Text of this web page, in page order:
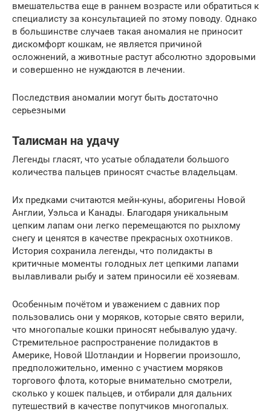
вмешательства еще в раннем возрасте или обратиться к
специалисту за консультацией по этому поводу. Однако
в большинстве случаев такая аномалия не приносит
дискомфорт кошкам, не является причиной
осложнений, а животные растут абсолютно здоровыми
и совершенно не нуждаются в лечении.
Последствия аномалии могут быть достаточно
серьезными
Талисман на удачу
Легенды гласят, что усатые обладатели большого
количества пальцев приносят счастье владельцам.
Их предками считаются мейн-куны, аборигены Новой
Англии, Уэльса и Канады. Благодаря уникальным
цепким лапам они легко перемещаются по рыхлому
снегу и ценятся в качестве прекрасных охотников.
История сохранила легенды, что полидакты в
критичные моменты голодных лет цепкими лапами
вылавливали рыбу и затем приносили её хозяевам.
Особенным почётом и уважением с давних пор
пользовались они у моряков, которые свято верили,
что многопалые кошки приносят небывалую удачу.
Стремительное распространение полидактов в
Америке, Новой Шотландии и Норвегии произошло,
предположительно, именно с участием моряков
торгового флота, которые внимательно смотрели,
сколько у кошек пальцев, и отбирали для дальних
путешествий в качестве попутчиков многопалых.